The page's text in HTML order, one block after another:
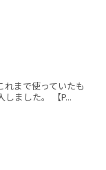
れまで使っていたも
ました。 【P...